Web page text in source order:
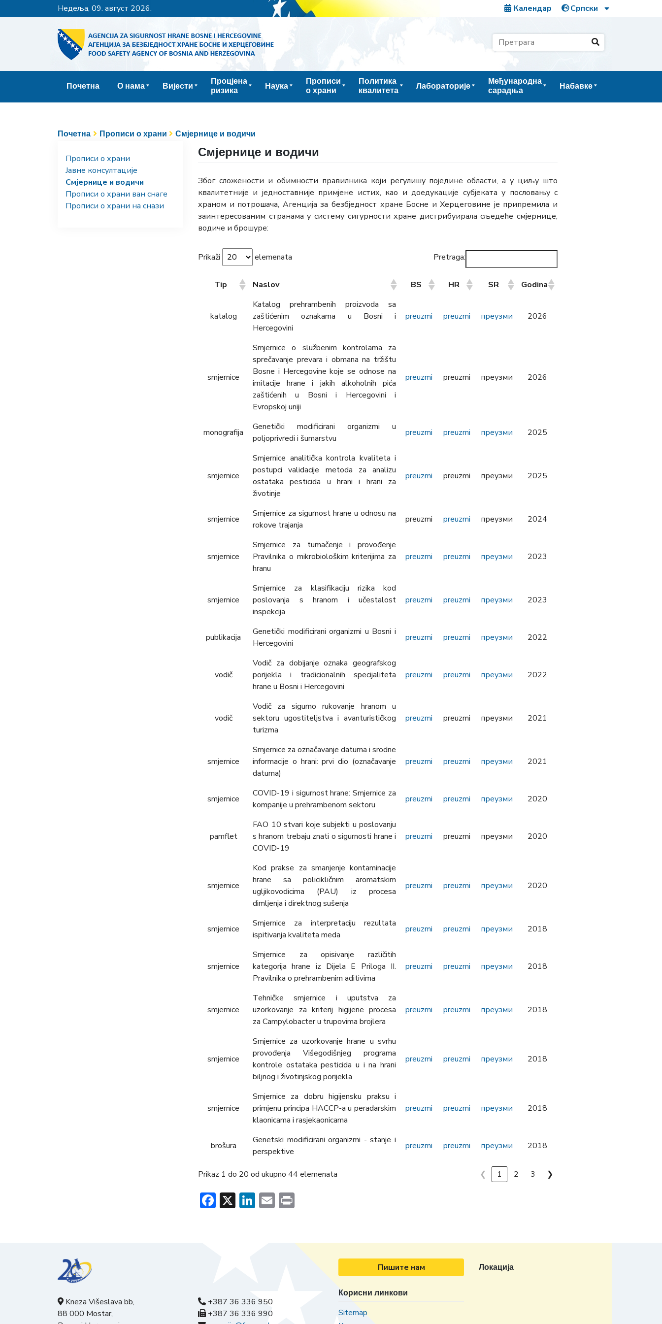
недеља, 09. август 2026. Календар
Почетна О нама Вијести
Процјена
ризика
Наука
Прописи
о храни
Политика
квалитета
Лабораторије
Међународна
сарадња
Набавке
Почетна Прописи о храни Смјернице и водичи
Прописи о храни
Јавне консултације
Смјернице и водичи
Прописи о храни ван снаге
Прописи о храни на снази
Смјернице и водичи
Због сложености и обимности правилника који регулишу поједине области, а у циљу што
квалитетније и једноставније примјене истих, као и доедукације субјеката у пословању с
храном и потрошача, Агенција за безбједност хране Босне и Херцеговине је припремила и
заинтересованим странама у систему сигурности хране дистрибуирала сљедеће смјернице,
водиче и брошуре:
Prikaži elemenata Pretraga:
Tip Naslov BS HR SR
Godina
Naslov
katalog
Katalog prehrambenih proizvoda sa
zaštićenim oznakama u Bosni i
Hercegovini
preuzmi preuzmi преузми 2026
smjernice
Smjernice o službenim kontrolama za
sprečavanje prevara i obmana na tržištu
Bosne i Hercegovine koje se odnose na
imitacije hrane i jakih alkoholnih pića
zaštićenih u Bosni i Hercegovini i
Evropskoj uniji
preuzmi preuzmi преузми 2026
monografija
Genetički modificirani organizmi u
poljoprivredi i šumarstvu
preuzmi preuzmi преузми 2025
smjernice
Smjernice analitička kontrola kvaliteta i
postupci validacije metoda za analizu
ostataka pesticida u hrani i hrani za
životinje
preuzmi preuzmi преузми 2025
smjernice
Smjernice za sigurnost hrane u odnosu na
rokove trajanja
preuzmi preuzmi преузми 2024
smjernice
Smjernice za tumačenje i provođenje
Pravilnika o mikrobiološkim kriterijima za
hranu
preuzmi preuzmi преузми 2023
smjernice
Smjernice za klasifikaciju rizika kod
poslovanja s hranom i učestalost
inspekcija
preuzmi preuzmi преузми 2023
publikacija
Genetički modificirani organizmi u Bosni i
Hercegovini
preuzmi preuzmi преузми 2022
vodič
Vodič za dobijanje oznaka geografskog
porijekla i tradicionalnih specijaliteta
hrane u Bosni i Hercegovini
preuzmi preuzmi преузми 2022
vodič
Vodič za sigurno rukovanje hranom u
sektoru ugostiteljstva i avanturističkog
turizma
preuzmi preuzmi преузми 2021
smjernice
Smjernice za označavanje datuma i srodne
informacije o hrani: prvi dio (označavanje
datuma)
preuzmi preuzmi преузми 2021
smjernice
COVID-19 i sigurnost hrane: Smjernice za
kompanije u prehrambenom sektoru
preuzmi preuzmi преузми 2020
pamflet
FAO 10 stvari koje subjekti u poslovanju
s hranom trebaju znati o sigurnosti hrane i
COVID-19
preuzmi preuzmi преузми 2020
smjernice
Kod prakse za smanjenje kontaminacije
hrane sa policikličnim aromatskim
ugljikovodicima (PAU) iz procesa
dimljenja i direktnog sušenja
preuzmi preuzmi преузми 2020
smjernice
Smjernice za interpretaciju rezultata
ispitivanja kvaliteta meda
preuzmi preuzmi преузми 2018
smjernice
Smjernice za opisivanje različitih
kategorija hrane iz Dijela E Priloga II.
Pravilnika o prehrambenim aditivima
preuzmi preuzmi преузми 2018
smjernice
Tehničke smjernice i uputstva za
uzorkovanje za kriterij higijene procesa
za Campylobacter u trupovima brojlera
preuzmi preuzmi преузми 2018
smjernice
Smjernice za uzorkovanje hrane u svrhu
provođenja Višegodišnjeg programa
kontrole ostataka pesticida u i na hrani
biljnog i životinjskog porijekla
preuzmi preuzmi преузми 2018
smjernice
Smjernice za dobru higijensku praksu i
primjenu principa HACCP-a u peradarskim
klaonicama i rasjekaonicama
preuzmi preuzmi преузми 2018
brošura
Genetski modificirani organizmi - stanje i
perspektive
preuzmi preuzmi преузми 2018
Prikaz 1 do 20 od ukupno 44 elemenata ❮ 1 2 3 ❯
Facebook
X LinkedIn
Email
Kneza Višeslava bb,
88 000 Mostar,
+387 36 336 950
+387 36 336 990
Пишите нам
Корисни линкови
Sitemap
Локација